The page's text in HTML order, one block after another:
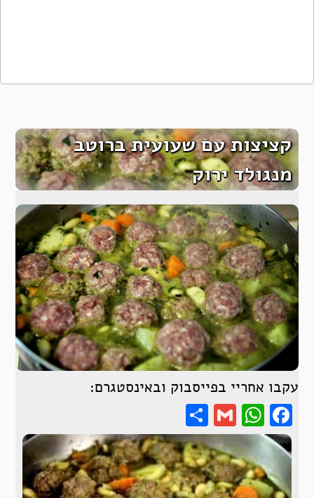
קציצות עם שעועית ברוטב
מנגולד ירוק
עקבו אחריי בפייסבוק ובאינסטגרם:
Facebook
WhatsApp
Gmail